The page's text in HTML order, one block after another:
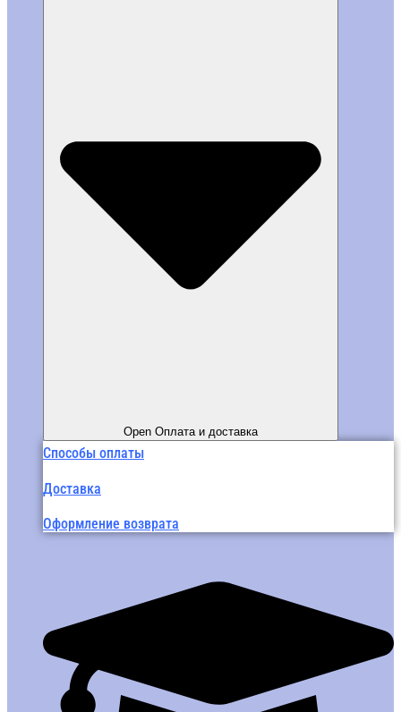
Open Оплата и доставка
Способы оплаты
Доставка
Оформление возврата